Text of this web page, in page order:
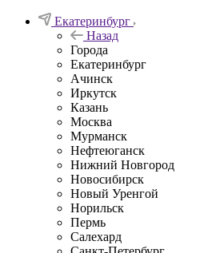
Екатеринбург
Назад
Города
Екатеринбург
Ачинск
Иркутск
Казань
Москва
Мурманск
Нефтеюганск
Нижний Новгород
Новосибирск
Новый Уренгой
Норильск
Пермь
Салехард